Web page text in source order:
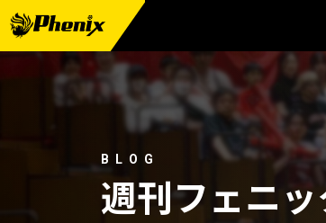
チーム情報
試合日程・結果
週刊フェニックス
BLOG
週刊フェニ